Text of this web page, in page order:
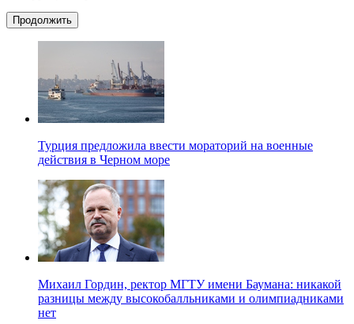
Продолжить
Турция предложила ввести мораторий на военные
действия в Черном море
Михаил Гордин, ректор МГТУ имени Баумана: никакой
разницы между высокобалльниками и олимпиадниками
нет